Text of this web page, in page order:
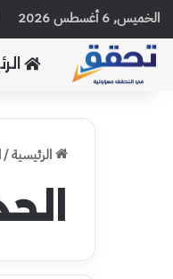
الخميس, 6 أغسطس 2026
الرئيسية/